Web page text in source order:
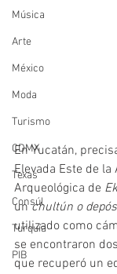
Música
Arte
México
Moda
Turismo
CDMX
Texas
Consúl
Turquía
PIB
En Yucatán,
Elevada Este de
Arqueológica de
un chultún o
utilizado como
se encontraron
que recuperó un